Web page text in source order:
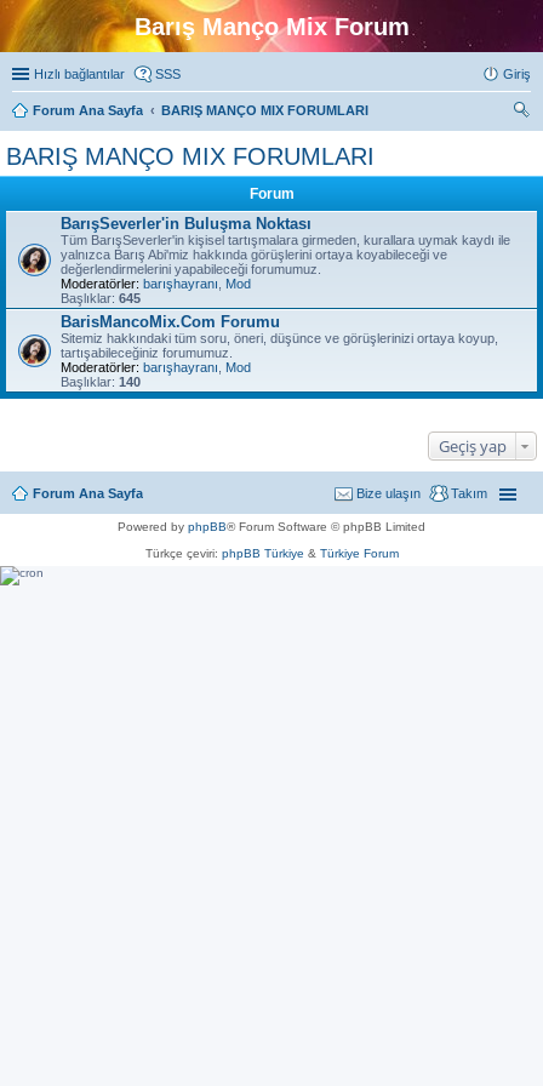
Barış Manço Mix Forum
Hızlı bağlantılar SSS Giriş
Forum Ana Sayfa
BARIŞ MANÇO MIX FORUMLARI
BARIŞ MANÇO MIX FORUMLARI
Forum
BarışSeverler'in Buluşma Noktası
Tüm BarışSeverler'in kişisel tartışmalara girmeden, kurallara uymak kaydı ile
yalnızca Barış Abi'miz hakkında görüşlerini ortaya koyabileceği ve
değerlendirmelerini yapabileceği forumumuz.
Moderatörler: barışhayranı
Mod
Başlıklar: 645
BarisMancoMix.Com Forumu
Sitemiz hakkındaki tüm soru, öneri, düşünce ve görüşlerinizi ortaya koyup,
tartışabileceğiniz forumumuz.
Moderatörler: barışhayranı
Mod
Başlıklar: 140
Geçiş yap
Forum Ana Sayfa Takım
Bize ulaşın
Powered by phpBB® Forum Software © phpBB Limited
Türkçe çeviri: phpBB Türkiye & Türkiye Forum